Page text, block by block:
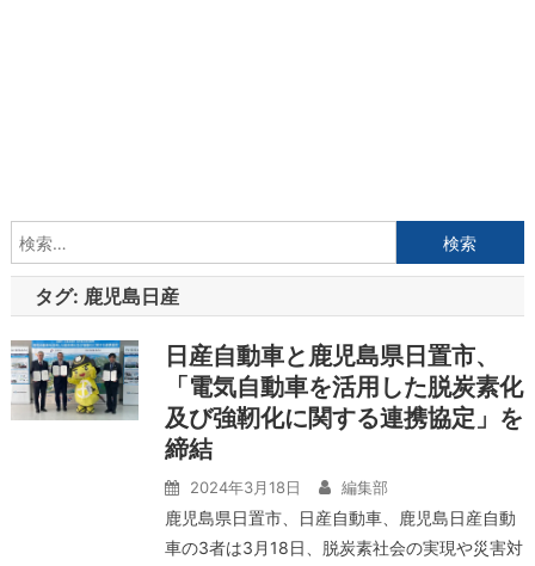
索:
タグ: 鹿児島日産
日産自動車と鹿児島県日置市、
「電気自動車を活用した脱炭素化
及び強靭化に関する連携協定」を
締結
2024年3月18日 編集部
鹿児島県日置市、日産自動車、鹿児島日産自動
車の3者は3月18日、脱炭素社会の実現や災害対